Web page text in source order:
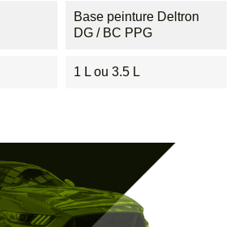
Base peinture Deltron
DG / BC PPG
1 L ou 3.5 L